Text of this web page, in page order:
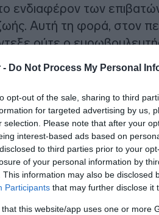
- Do Not Process My Personal
opt-out of the sale, sharing to third
for targeted advertising by us,
selection. Please note that after your
interest-based ads based on
to third parties prior to your
of your personal information by
This information may also be disclosed
Participants that may further disclose it
that this website/app uses one or more
ενδιαφέρον των
Αυτή τη φορά, στον
ούτε ο
σταθμό της Αθήνας, ο κ.
για το κοινό και έπαιξε
των περαστικών.
κυκλοφορεί στα μέσα